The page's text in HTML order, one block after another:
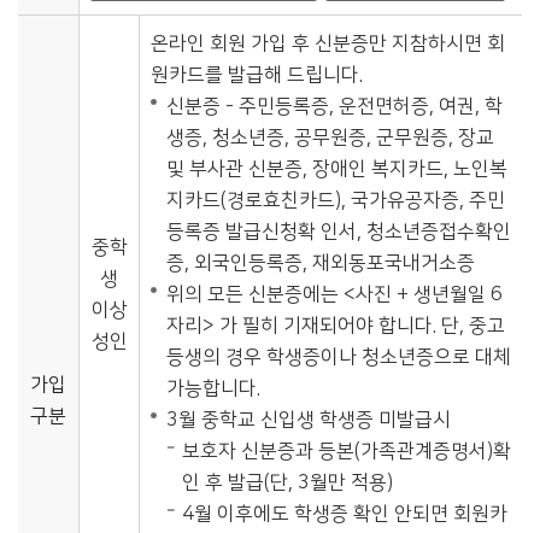
가입
구분
중학
생
이상
성인
온라인 회원 가입 후 신분증만 지참하시면 회
원카드를 발급해 드립니다.
신분증 - 주민등록증, 운전면허증, 여권, 학
생증, 청소년증, 공무원증, 군무원증, 장교
및 부사관 신분증, 장애인 복지카드, 노인복
지카드(경로효친카드), 국가유공자증, 주민
등록증 발급신청확 인서, 청소년증접수확인
증, 외국인등록증, 재외동포국내거소증
위의 모든 신분증에는 <사진 + 생년월일 6
자리> 가 필히 기재되어야 합니다. 단, 중고
등생의 경우 학생증이나 청소년증으로 대체
가능합니다.
3월 중학교 신입생 학생증 미발급시
보호자 신분증과 등본(가족관계증명서)확
인 후 발급(단, 3월만 적용)
4월 이후에도 학생증 확인 안되면 회원카